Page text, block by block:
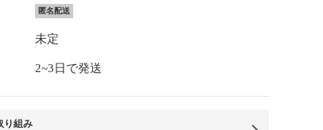
匿名配送
未定
2~3日で発送
り組み